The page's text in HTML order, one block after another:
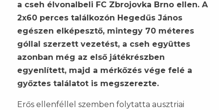
a cseh élvonalbeli FC Zbrojovka Brno ellen. A
2x60 perces találkozón Hegedűs János
egészen elképesztő, mintegy 70 méteres
góllal szerzett vezetést, a cseh együttes
azonban még az első játékrészben
egyenlített, majd a mérkőzés vége felé a
győztes találatot is megszerezte.
Erős ellenféllel szemben folytatta ausztriai